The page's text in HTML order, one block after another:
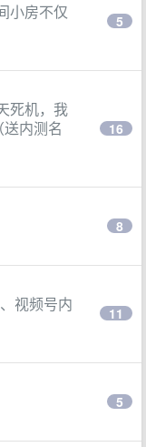
小房不仅
5
死机，我
内测名
16
8
视频号内
11
5